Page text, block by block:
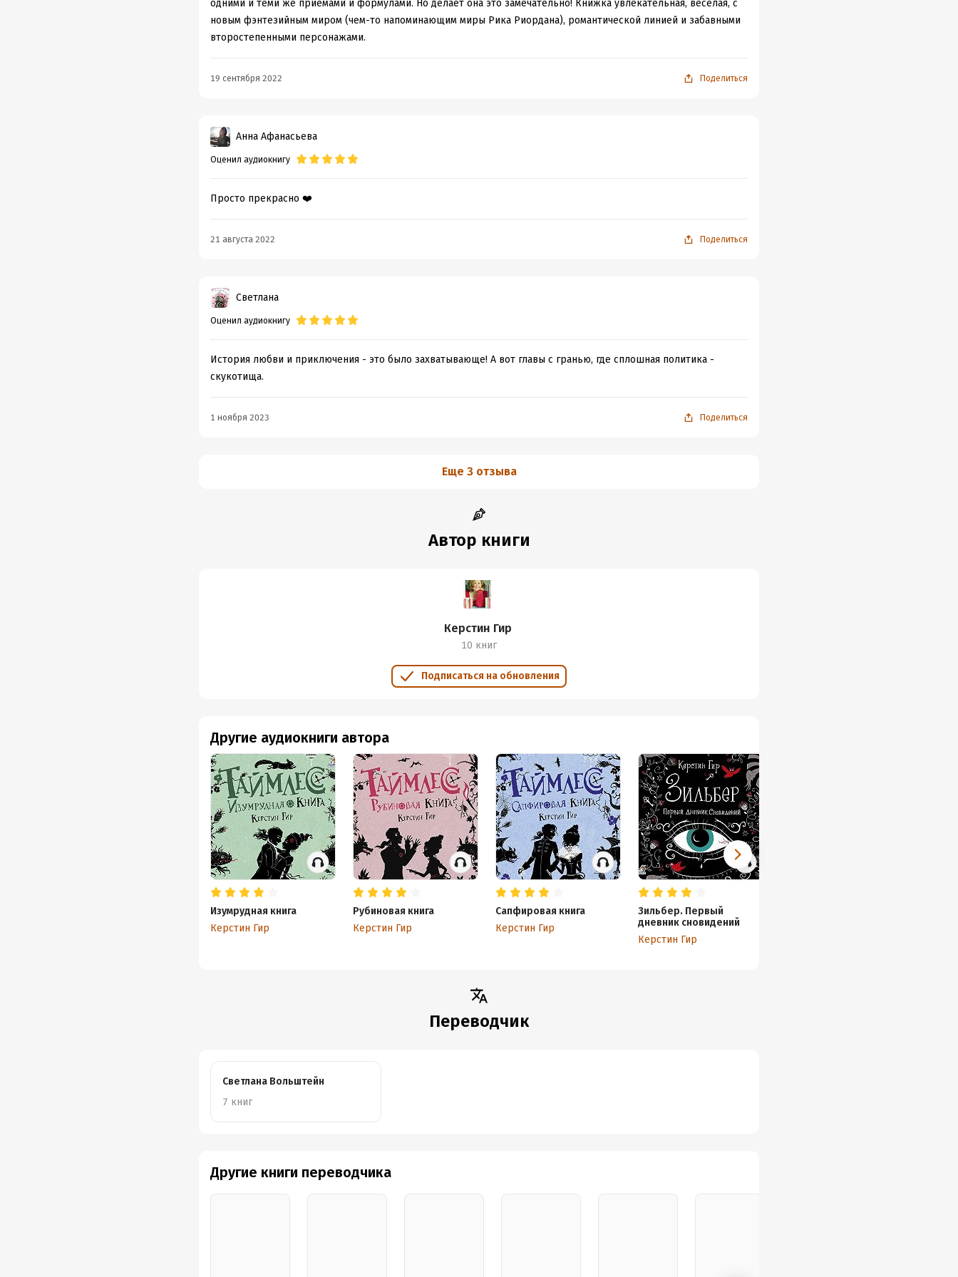
• необычный, волшебный мир на грани добра и зла
• лёгкий и непринуждённый стиль, приправленный большим количеством юмора и
Подробная информация
одними и теми же приемами и формулами. Но делает она это замечательно! Книжка увлекательная, веселая, с
новым фэнтезийным миром (чем-то напоминающим миры Рика Риордана), романтической линией и забавными
второстепенными персонажами.
19 сентября 2022 Поделиться
Анна Афанасьева
Оценил аудиокнигу
Просто прекрасно ❤️
21 августа 2022 Поделиться
Светлана
Оценил аудиокнигу
История любви и приключения - это было захватывающе! А вот главы с гранью, где сплошная политика -
скукотища.
1 ноября 2023 Поделиться
Еще 3 отзыва
Автор книги
Керстин Гир
10 книг
Подписаться на обновления
Другие аудиокниги автора
Изумрудная книга
Керстин Гир
Рубиновая книга
Керстин Гир
Сапфировая книга
Керстин Гир
Зильбер. Первый
дневник сновидений
Керстин Гир
Переводчик
Светлана Вольштейн
7 книг
Другие книги переводчика